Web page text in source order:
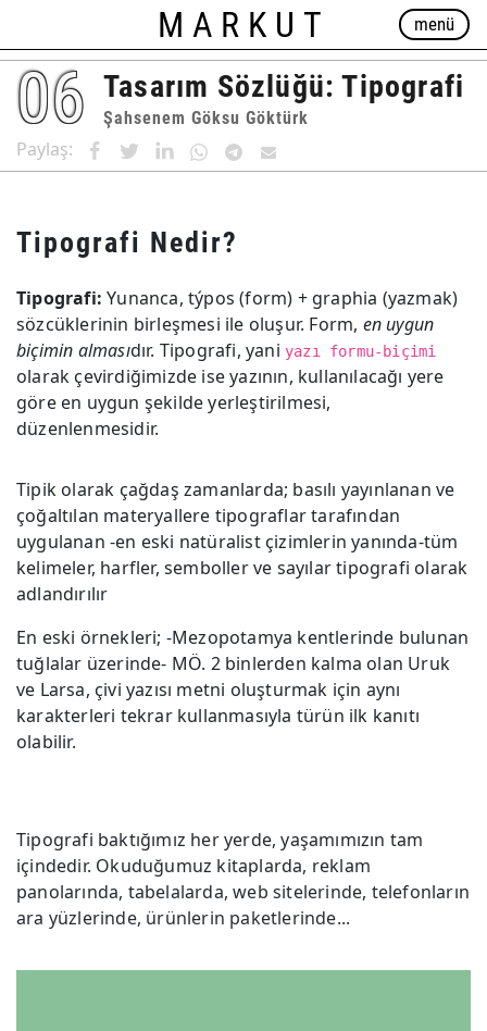
MARKUT menü
06 Tasarım Sözlüğü: Tipografi
Şahsenem Göksu Göktürk
Paylaş:
Tipografi Nedir?
Tipografi: Yunanca, týpos (form) + graphia (yazmak)
sözcüklerinin birleşmesi ile oluşur. Form, en uygun
biçimin almasıdır. Tipografi, yani yazı formu-biçimi
olarak çevirdiğimizde ise yazının, kullanılacağı yere
göre en uygun şekilde yerleştirilmesi,
düzenlenmesidir.
Tipik olarak çağdaş zamanlarda; basılı yayınlanan ve
çoğaltılan materyallere tipograflar tarafından
uygulanan -en eski natüralist çizimlerin yanında-tüm
kelimeler, harfler, semboller ve sayılar tipografi olarak
adlandırılır
En eski örnekleri; -Mezopotamya kentlerinde bulunan
tuğlalar üzerinde- MÖ. 2 binlerden kalma olan Uruk
ve Larsa, çivi yazısı metni oluşturmak için aynı
karakterleri tekrar kullanmasıyla türün ilk kanıtı
olabilir.
Tipografi baktığımız her yerde, yaşamımızın tam
içindedir. Okuduğumuz kitaplarda, reklam
panolarında, tabelalarda, web sitelerinde, telefonların
ara yüzlerinde, ürünlerin paketlerinde...